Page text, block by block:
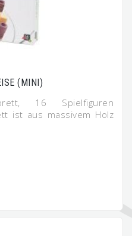
(MINI)
16 Spielfiguren
ist aus massivem Holz